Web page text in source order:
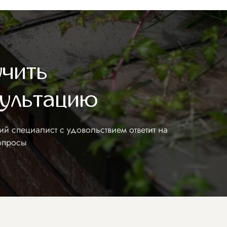
begala@vosaduli.ru
специалист с удовольствием ответит на